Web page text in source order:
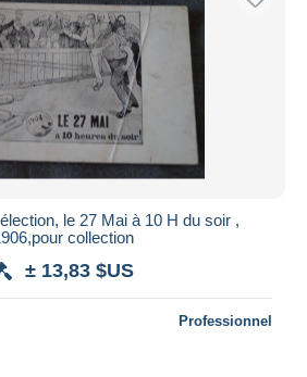
le 27 Mai à 10 H du soir ,
collection
± 13,83 $US
Professionnel